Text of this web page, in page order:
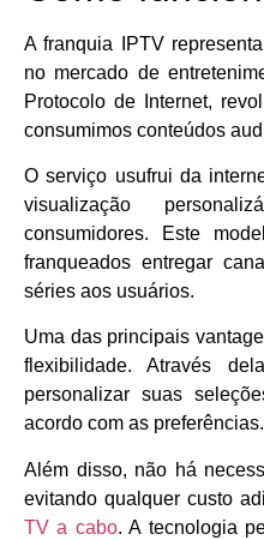
A franquia IPTV
no mercado de
Protocolo de Internet,
consumimos conteúdos
O serviço usufrui da
visualização
consumidores. Este
franqueados entregar
séries aos usuários.
Uma das principais
flexibilidade. Através
personalizar suas
acordo com as preferências.
Além disso, não há
evitando qualquer custo
TV a cabo. A tecnologia